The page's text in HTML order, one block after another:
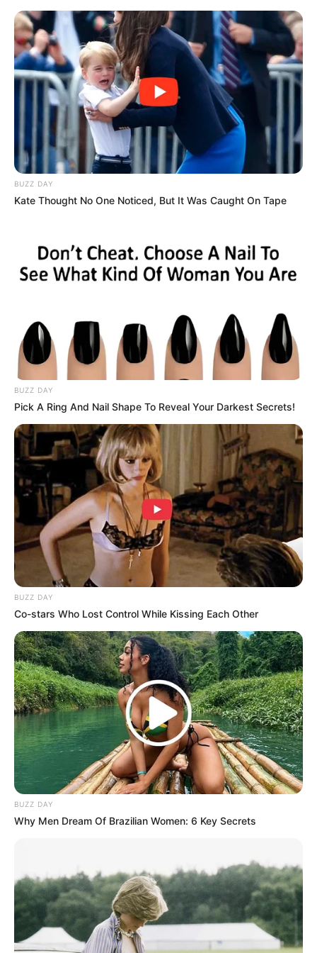
HOME
INSPIRASI
STYLE
FILM &
SERIES
NGAKAK
QUOTES
HYPE
MORE
Ariel Noah
BUZZ DAY
Kate Thought No One Noticed, But It Was Caught On Tape
BUZZ DAY
Pick A Ring And Nail Shape To Reveal Your Darkest Secrets!
BUZZ DAY
Co-stars Who Lost Control While Kissing Each Other
BUZZ DAY
Why Men Dream Of Brazilian Women: 6 Key Secrets